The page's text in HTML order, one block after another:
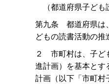
（都道府県子ども
第九条 都道府県は
どもの読書活動の
２ 市町村は、子ど
進計画）を基本と
計画（以下「市町村